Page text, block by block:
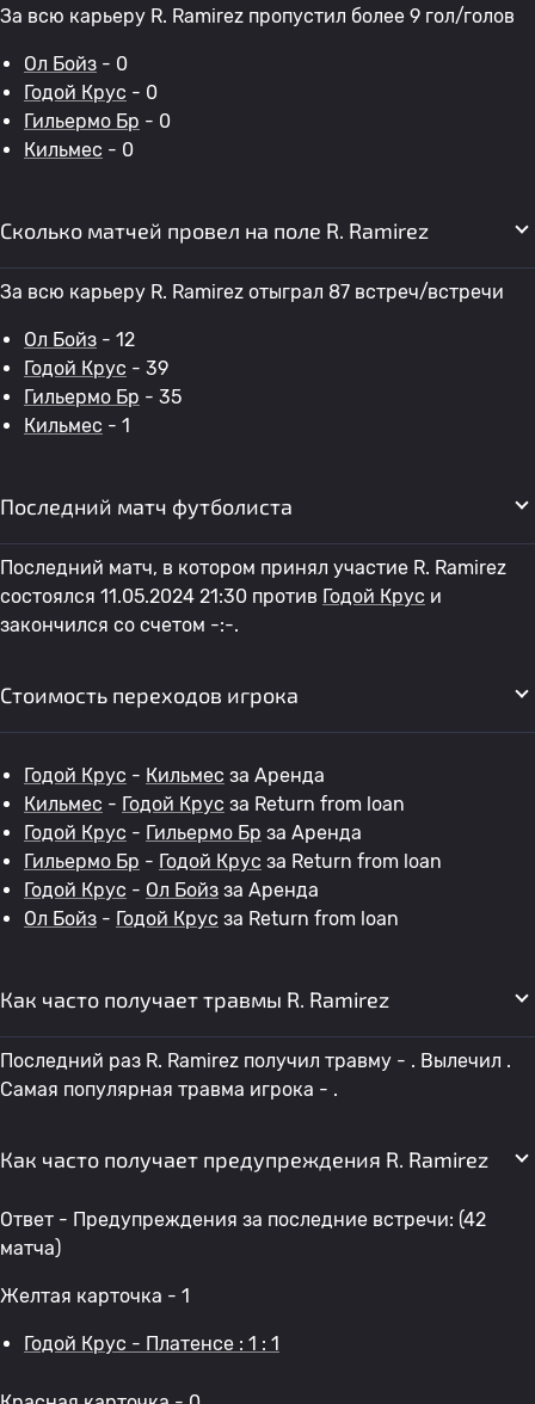
За всю карьеру R. Ramirez пропустил более 9 гол/голов
Ол Бойз - 0
Годой Крус - 0
Гильермо Бр - 0
Кильмес - 0
Сколько матчей провел на поле R. Ramirez
За всю карьеру R. Ramirez отыграл 87 встреч/встречи
Ол Бойз - 12
Годой Крус - 39
Гильермо Бр - 35
Кильмес - 1
Последний матч футболиста
Последний матч, в котором принял участие R. Ramirez
состоялся 11.05.2024 21:30 против Годой Крус и
закончился со счетом -:-.
Стоимость переходов игрока
Годой Крус - Кильмес за Аренда
Кильмес - Годой Крус за Return from loan
Годой Крус - Гильермо Бр за Аренда
Гильермо Бр - Годой Крус за Return from loan
Годой Крус - Ол Бойз за Аренда
Ол Бойз - Годой Крус за Return from loan
Как часто получает травмы R. Ramirez
Последний раз R. Ramirez получил травму - . Вылечил .
Самая популярная травма игрока - .
Как часто получает предупреждения R. Ramirez
Ответ - Предупреждения за последние встречи: (42
матча)
Желтая карточка - 1
Годой Крус - Платенсе : 1 : 1